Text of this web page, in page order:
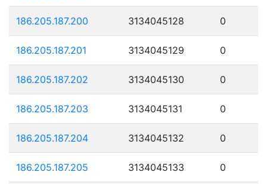
186.205.187.200 3134045128 0
186.205.187.201 3134045129 0
186.205.187.202 3134045130 0
186.205.187.203 3134045131 0
186.205.187.204 3134045132 0
186.205.187.205 3134045133 0